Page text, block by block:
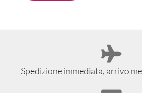
Spedizione immediata, arrivo